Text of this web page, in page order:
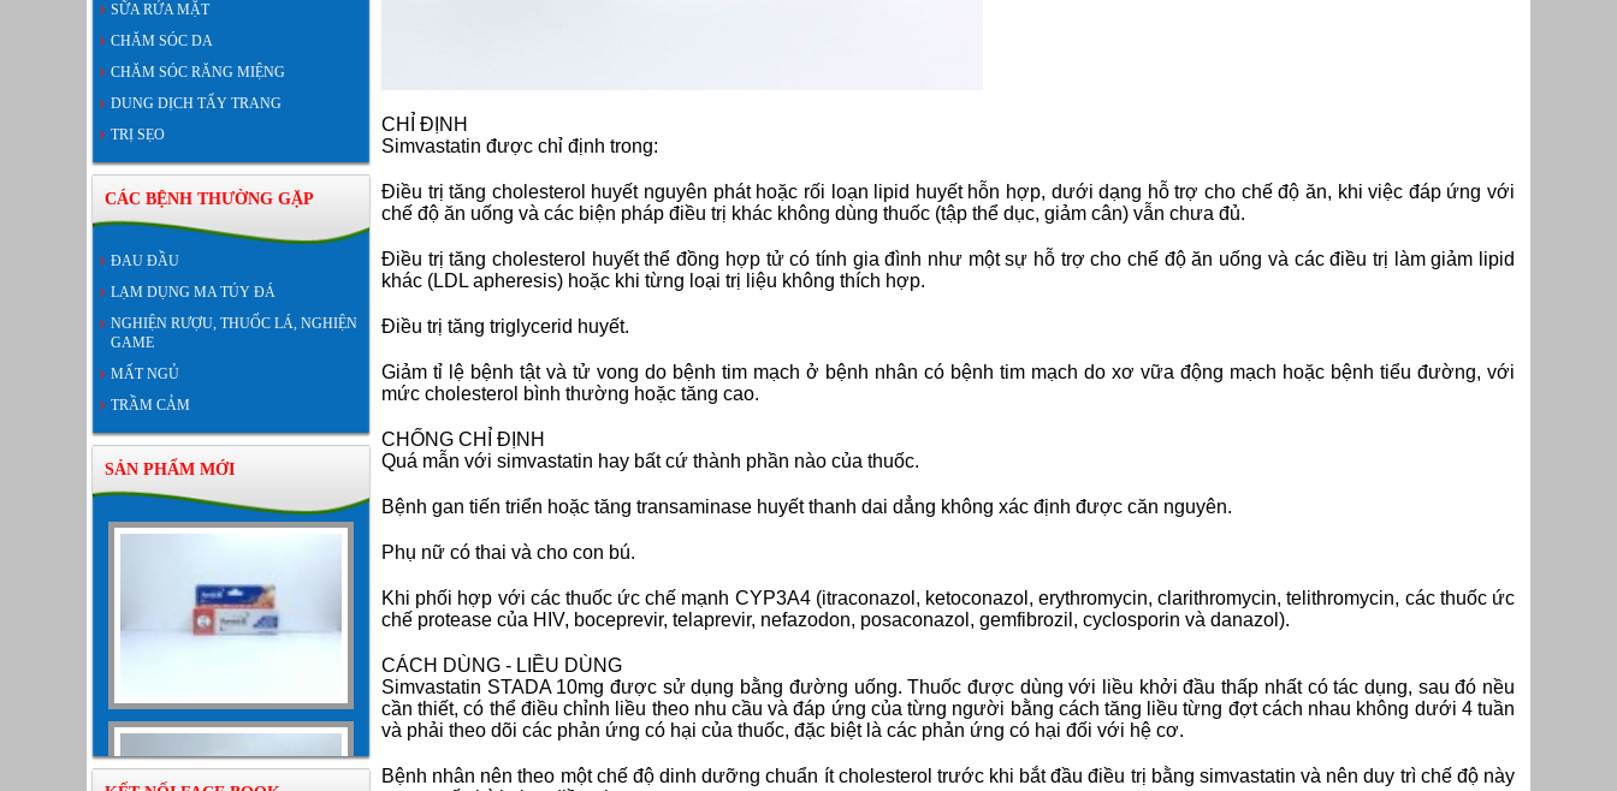
SỮA RỬA MẶT
CHĂM SÓC DA
CHĂM SÓC RĂNG MIỆNG
DUNG DỊCH TẨY TRANG
TRỊ SẸO
CÁC BỆNH THƯỜNG GẶP
ĐAU ĐẦU
LẠM DỤNG MA TÚY ĐÁ
NGHIỆN RƯỢU, THUỐC LÁ, NGHIỆN
GAME
MẤT NGỦ
TRẦM CẢM
SẢN PHẨM MỚI
CHỈ ĐỊNH
Simvastatin được chỉ định trong:
Điều trị tăng cholesterol huyết nguyên phát hoặc rối loạn lipid huyết hỗn hợp, dưới dạng hỗ trợ cho chế độ ăn, khi việc đáp ứng với
chế độ ăn uống và các biện pháp điều trị khác không dùng thuốc (tập thể dục, giảm cân) vẫn chưa đủ.
Điều trị tăng cholesterol huyết thể đồng hợp tử có tính gia đình như một sự hỗ trợ cho chế độ ăn uống và các điều trị làm giảm lipid
khác (LDL apheresis) hoặc khi từng loại trị liệu không thích hợp.
Điều trị tăng triglycerid huyết.
Giảm tỉ lệ bệnh tật và tử vong do bệnh tim mạch ở bệnh nhân có bệnh tim mạch do xơ vữa động mạch hoặc bệnh tiểu đường, với
mức cholesterol bình thường hoặc tăng cao.
CHỐNG CHỈ ĐỊNH
Quá mẫn với simvastatin hay bất cứ thành phần nào của thuốc.
Bệnh gan tiến triển hoặc tăng transaminase huyết thanh dai dẳng không xác định được căn nguyên.
Phụ nữ có thai và cho con bú.
Khi phối hợp với các thuốc ức chế mạnh CYP3A4 (itraconazol, ketoconazol, erythromycin, clarithromycin, telithromycin, các thuốc ức
chế protease của HIV, boceprevir, telaprevir, nefazodon, posaconazol, gemfibrozil, cyclosporin và danazol).
CÁCH DÙNG - LIỀU DÙNG
Simvastatin STADA 10mg được sử dụng bằng đường uống. Thuốc được dùng với liều khởi đầu thấp nhất có tác dụng, sau đó nều
cần thiết, có thể điều chỉnh liều theo nhu cầu và đáp ứng của từng người bằng cách tăng liều từng đợt cách nhau không dưới 4 tuần
và phải theo dõi các phản ứng có hại của thuốc, đặc biệt là các phản ứng có hại đối với hệ cơ.
Bệnh nhân nên theo một chế độ dinh dưỡng chuẩn ít cholesterol trước khi bắt đầu điều trị bằng simvastatin và nên duy trì chế độ này